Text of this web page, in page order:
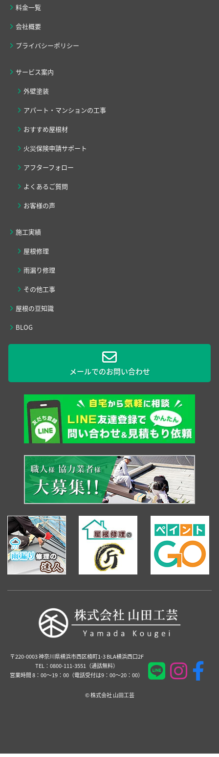
料金一覧
会社概要
プライバシーポリシー
サービス案内
外壁塗装
アパート・マンションの工事
おすすめ屋根材
火災保険申請サポート
アフターフォロー
よくあるご質問
お客様の声
施工実績
屋根修理
雨漏り修理
その他工事
屋根の豆知識
BLOG
メールでのお問い合わせ
〒220-0003 神奈川県横浜市西区楠町1-3 BLA横浜西口2F
TEL：0800-111-3551（通話無料）
営業時間 8：00～19：00（電話受付は9：00～20：00）
©️ 株式会社 山田工芸